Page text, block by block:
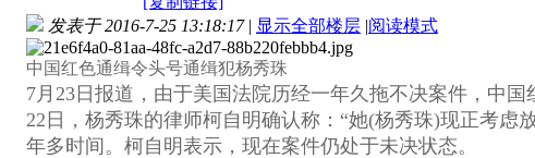
发表于 2016-7-25 13:18:17 | 显示全部楼层 |阅读模式
中国红色通缉令头号通缉犯杨秀珠
7月23日报道，由于美国法院历经一年久拖不决案件，中
22日，杨秀珠的律师柯自明确认称：“她(杨秀珠)现正考
年多时间。柯自明表示，现在案件仍处于未决状态。